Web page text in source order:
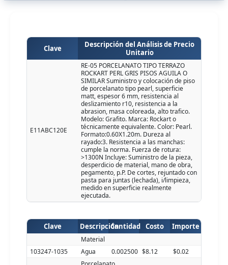
Clave
Descripción del Análisis de Precio
Unitario
E11ABC120E
RE-05 PORCELANATO TIPO TERRAZO
ROCKART PERL GRIS PISOS AGUILA O
SIMILAR Suministro y colocación de piso
de porcelanato tipo pearl, superficie
matt, espesor 6 mm, resistencia al
deslizamiento r10, resistencia a la
abrasion, masa coloreada, alto trafico.
Modelo: Grafito. Marca: Rockart o
técnicamente equivalente. Color: Pearl.
Formato:0.60X1.20m. Dureza al
rayado:3. Resistencia a las manchas:
cumple la norma. Fuerza de rotura:
>1300N Incluye: Suministro de la pieza,
desperdicio de material, mano de obra,
pegamento, p.P. De cortes, rejuntado con
pasta para juntas (lechada), i/limpieza,
medido en superficie realmente
ejecutada.
Clave DescripciónCantidad Costo Importe
Material
103247-1035
Agua 0.002500 $8.12 $0.02